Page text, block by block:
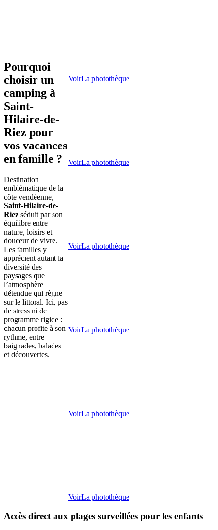
Pourquoi
choisir un
camping à
Saint-
Hilaire-de-
Riez pour
vos vacances
en famille ?
Destination
emblématique de la
côte vendéenne,
Saint-Hilaire-de-
Riez séduit par son
équilibre entre
nature, loisirs et
douceur de vivre.
Les familles y
apprécient autant la
diversité des
paysages que
l’atmosphère
détendue qui règne
sur le littoral. Ici, pas
de stress ni de
programme rigide :
chacun profite à son
rythme, entre
baignades, balades
et découvertes.
VoirLa photothèque
VoirLa photothèque
VoirLa photothèque
VoirLa photothèque
VoirLa photothèque
VoirLa photothèque
Accès direct aux plages surveillées pour les enfants